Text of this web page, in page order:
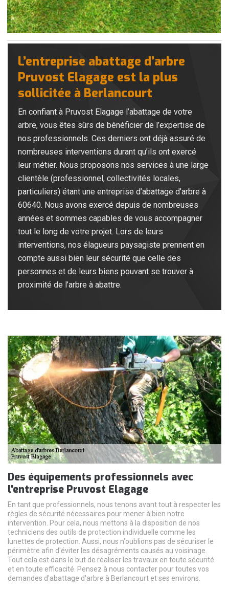
L’entreprise abattage d’arbre
Pruvost Elagage est la plus
sollicitée à Berlancourt
En confiant à Pruvost Elagage l’abattage de votre
arbre, vous êtes sûrs de bénéficier de l’expertise de
nos professionnels. Ces derniers ont déjà assuré de
nombreuses interventions durant qu’ils ont exercé
leur métier. Nous proposons nos services à une large
clientèle (professionnel, collectivités locales,
particuliers) étant une entreprise d’abattage d’arbre à
60640. Nous avons exercé depuis de nombreuses
années et sommes capables de vous accompagner
tout le long de votre projet. Lors de leurs
interventions, nos élagueurs paysagiste prennent en
compte aussi bien leur sécurité que celle des
personnes et de leurs biens pouvant se trouver à
proximité de l’arbre à abattre.
Des équipements professionnels avec
l'entreprise Pruvost Elagage
En tant que professionnels, nous tenons avant tout à respecter les
règles de sécurité nécessaires pour mener à bien notre
intervention. Pour cela, nous mettons à la disposition de nos
techniciens des outils de protection individuelle comme les
lunettes de protection. Aussi, nous n'oublions pas de sécuriser le
périmètre afin d'éviter les désagréments causés au voisinage.
Tout cela est dans le but de réaliser les travaux en toute sécurité
et en toute efficacité. Pensez à nous contacter pour toutes vos
demandes d'abattage d'arbre à Berlancourt et ses environs.